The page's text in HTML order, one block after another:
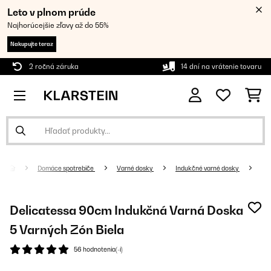
Leto v plnom prúde
Najhorúcejšie zľavy až do 55%
Nakupujte teraz
2 ročná záruka 14 dní na vrátenie tovaru
Domáce spotrebiče Varné dosky Indukčné varné dosky
Delicatessa 90cm Indukčná Varná Doska
5 Varných Zón Biela
56 hodnotenia(-í)